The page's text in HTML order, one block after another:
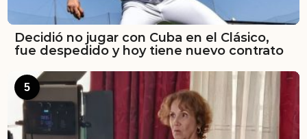
Decidió no jugar con Cuba en el Clásico,
fue despedido y hoy tiene nuevo contrato
5